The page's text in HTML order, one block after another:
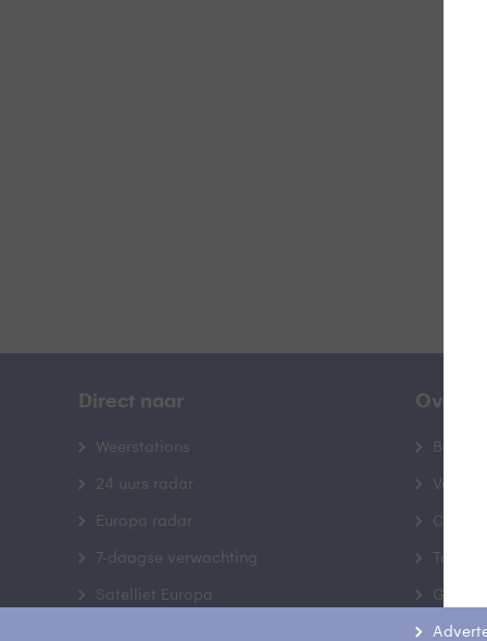
Direct naar
Weerstations
24 uurs radar
Europa radar
7-daagse verwachting
Satelliet Europa
Over
Contact